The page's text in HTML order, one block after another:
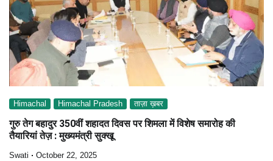
Himachal Himachal Pradesh ताज़ा ख़बर
गुरु तेग बहादुर 350वीं शहादत दिवस पर शिमला में विशेष समारोह की
तैयारियां तेज़ : मुख्यमंत्री सुक्खू
Swati October 22, 2025